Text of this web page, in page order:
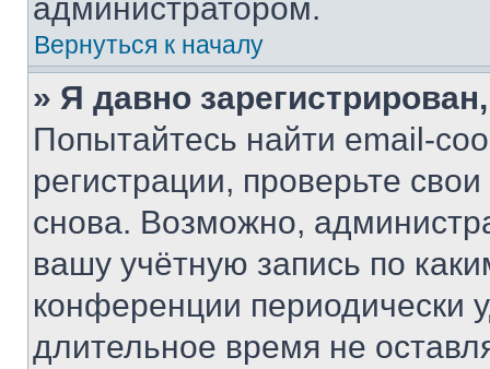
администратором.
Вернуться к началу
» Я давно
Попытайтесь найти email-
регистрации, проверьте
снова. Возможно,
вашу учётную запись по
конференции периодически
длительное время не